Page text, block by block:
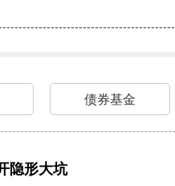
债券基金
隐形大坑